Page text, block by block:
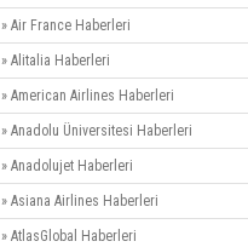
» Air France Haberleri
» Alitalia Haberleri
» American Airlines Haberleri
» Anadolu Üniversitesi Haberleri
» Anadolujet Haberleri
» Asiana Airlines Haberleri
» AtlasGlobal Haberleri